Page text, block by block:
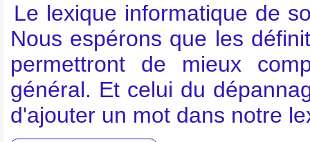
Le lexique informatique de
Nous espérons que les
permettront de mieux
général. Et celui du
d'ajouter un mot dans notre